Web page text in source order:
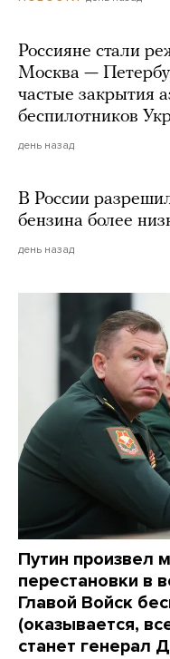
Россияне стали
Москва —
частые закрытия
беспилотников
день назад
В России
бензина более
день назад
Путин произвел
перестановки в
Главой Войск
(оказывается,
станет генерал